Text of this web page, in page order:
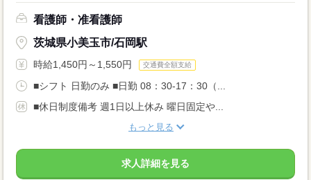
看護師・准看護師
茨城県小美玉市/石岡駅
時給1,450円～1,550円 交通費全額支給
■シフト 日勤のみ ■日勤 08：30-17：30（...
■休日制度備考 週1日以上休み 曜日固定や...
もっと見る
求人詳細を見る